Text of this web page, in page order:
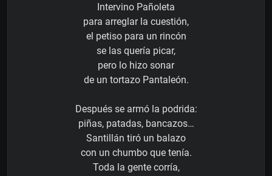
Intervino Pañoleta
para arreglar la cuestión,
el petiso para un rincón
se las quería picar,
pero lo hizo sonar
de un tortazo Pantaleón.
Después se armó la podrida:
piñas, patadas, bancazos…
Santillán tiró un balazo
con un chumbo que tenía.
Toda la gente corría,